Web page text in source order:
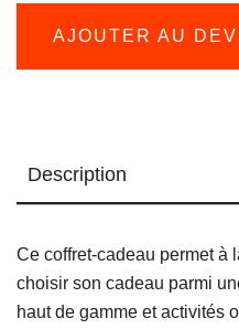
AJOUTER AU
Description
Ce coffret-cadeau permet à
choisir son cadeau parmi
haut de gamme et activités